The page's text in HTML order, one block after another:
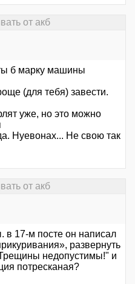
от акб
б марку машины
(для тебя) завести.
уже, но это можно
Нуевонах... Не свою так
от акб
в 17-м посте он написал
развернуть
недопустимы!" и
потресканая?